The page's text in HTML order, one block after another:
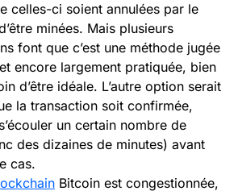
celles-ci soient annulées par le
minées. Mais plusieurs
font que c’est une méthode jugée
encore largement pratiquée, bien
d’être idéale. L’autre option serait
la transaction soit confirmée,
un certain nombre de
des dizaines de minutes) avant
cas.
Bitcoin est congestionnée,